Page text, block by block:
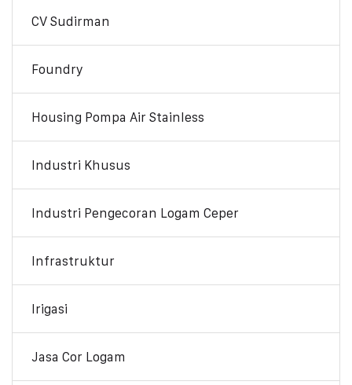
CV Sudirman
Foundry
Housing Pompa Air Stainless
Industri Khusus
Industri Pengecoran Logam Ceper
Infrastruktur
Irigasi
Jasa Cor Logam